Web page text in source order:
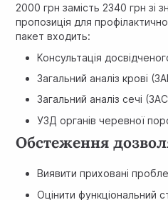
2000 грн замість 2340 грн зі
пропозиція для
пакет входить:
Консультація
Загальний аналіз крові
Загальний аналіз сечі
УЗД органів черевної
Обстеження
Виявити приховані
Оцінити функціональний